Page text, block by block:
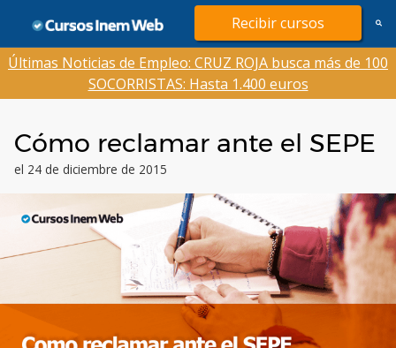
contenido
Recibir cursos
Últimas Noticias de Empleo: CRUZ ROJA busca más de 100
SOCORRISTAS: Hasta 1.400 euros
Cómo reclamar ante el SEPE
el 24 de diciembre de 2015